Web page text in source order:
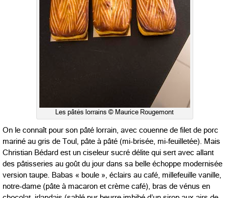
Les pâtés lorrains © Maurice Rougemont
On le connaît pour son pâté lorrain, avec couenne de filet de porc
mariné au gris de Toul, pâte à pâté (mi-brisée, mi-feuilletée). Mais
Christian Bédard est un ciseleur sucré délite qui sert avec allant
des pâtisseries au goût du jour dans sa belle échoppe modernisée
version taupe. Babas « boule », éclairs au café, millefeuille vanille,
notre-dame (pâte à macaron et crème café), bras de vénus en